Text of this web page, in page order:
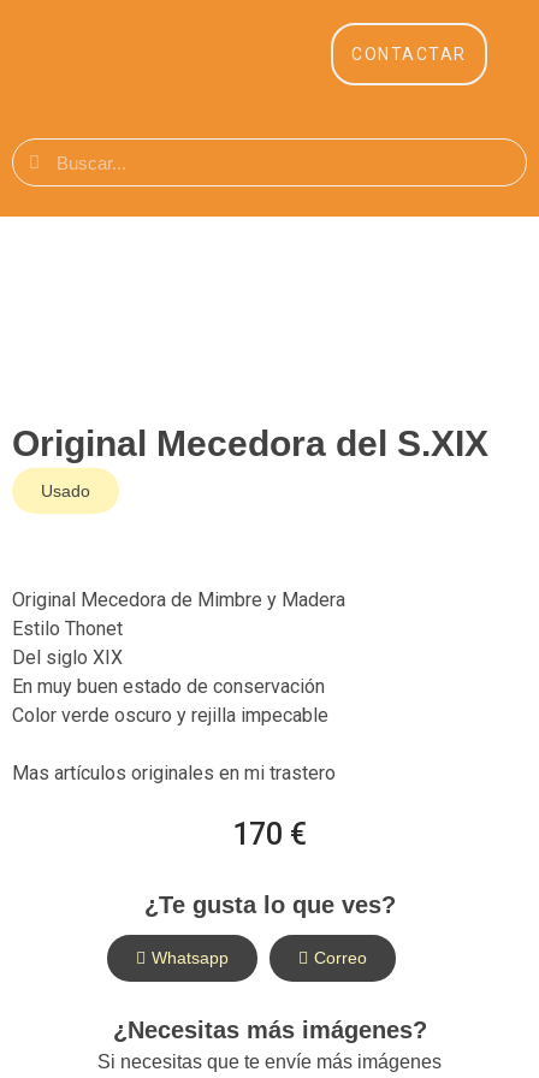
CONTACTAR
Original Mecedora del S.XIX
Usado
Original Mecedora de Mimbre y Madera
Estilo Thonet
Del siglo XIX
En muy buen estado de conservación
Color verde oscuro y rejilla impecable
Mas artículos originales en mi trastero
170 €
¿Te gusta lo que ves?
Whatsapp Correo
¿Necesitas más imágenes?
Si necesitas que te envíe más imágenes